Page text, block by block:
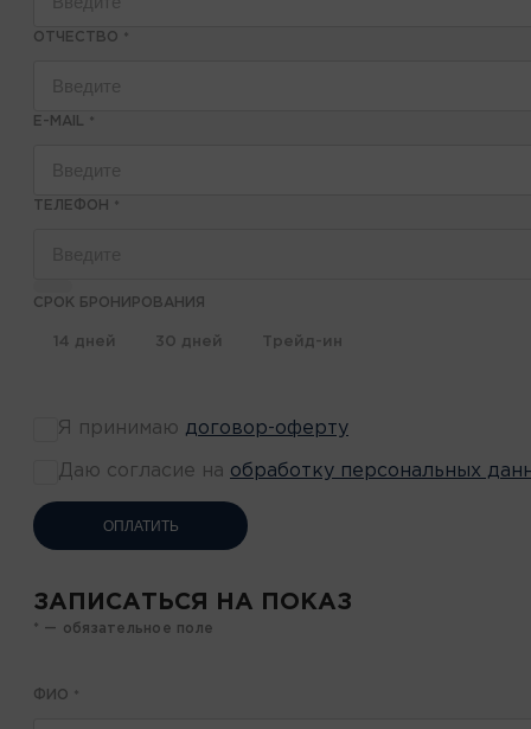
ОТЧЕСТВО *
E-MAIL *
ТЕЛЕФОН *
СРОК БРОНИРОВАНИЯ
14 дней 30 дней Трейд-ин
Я принимаю договор-оферту
Даю согласие на обработку персональных
ОПЛАТИТЬ
ЗАПИСАТЬСЯ НА ПОКАЗ
* — обязательное поле
ФИО *